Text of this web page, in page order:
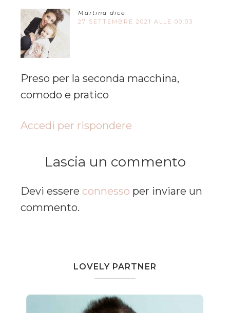
Martina dice
27 SETTEMBRE 2021 ALLE 00:03
Preso per la seconda macchina,
comodo e pratico
Accedi per rispondere
Lascia un commento
Devi essere connesso per inviare un
commento.
LOVELY PARTNER